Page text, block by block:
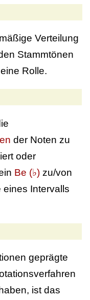
Verteilung
Stammtönen
Rolle.
der Noten zu
oder
Be (♭) zu/von
eines Intervalls
geprägte
ist das